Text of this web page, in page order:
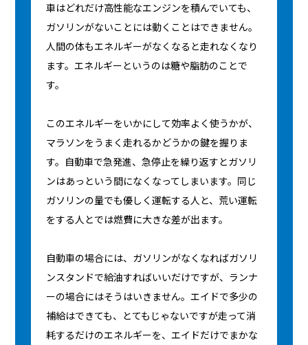
車はどれだけ高性能なエンジンを積んでいても、
ガソリンがないことには動くことはできません。
人間の体もエネルギーがなくなると走れなくなり
ます。エネルギーというのは糖や脂肪のことで
す。
このエネルギーをいかにして効率よく使うかが、
マラソンをうまく走れるかどうかの鍵を握りま
す。自動車で急発進、急停止を繰り返すとガソリ
ンはあっという間になくなってしまいます。同じ
ガソリンの量でも優しく運転する人と、荒い運転
をする人とでは燃費に大きな差が出ます。
自動車の場合には、ガソリンがなくなればガソリ
ンスタンドで給油すればいいだけですが、ランナ
ーの場合にはそうはいきません。エイドで多少の
補給はできても、とてもじゃないですが走って消
耗するだけのエネルギーを、エイドだけでまかな